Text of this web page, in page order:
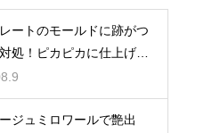
ートのモールドに跡がつ
処！ピカピカに仕上げる
策
ジュミロワールで艶出